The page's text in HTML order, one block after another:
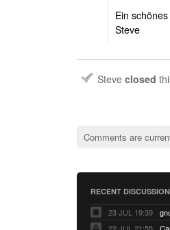
Ein
Steve
Steve closed
Comments are
RECENT
23 JUL 19:39
22 JUL 21:55